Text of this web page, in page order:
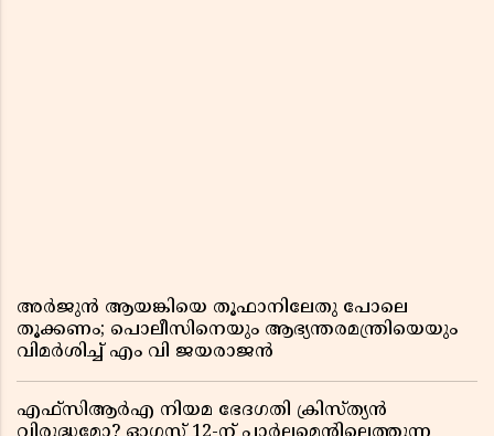
അർജുൻ ആയങ്കിയെ തൂഫാനിലേതു പോലെ
തൂക്കണം; പൊലീസിനെയും ആഭ്യന്തരമന്ത്രിയെയും
വിമർശിച്ച് എം വി ജയരാജൻ
എഫ്സിആർഎ നിയമ ഭേദഗതി ക്രിസ്ത്യൻ